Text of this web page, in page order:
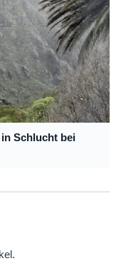
Schlucht bei